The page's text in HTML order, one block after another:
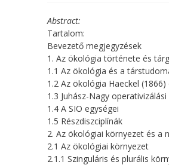
Abstract
Tartalom:
Bevezető megjegyzések
1. Az ökológia története és
1.1 Az ökológia és a
1.2 Az ökológia Haeckel (1866)
1.3 Juhász-Nagy
1.4 A SIO egységei
1.5 Részdiszciplínák
2. Az ökológiai környezet és a
2.1 Az ökológiai környezet
2.1.1 Szinguláris és plurális